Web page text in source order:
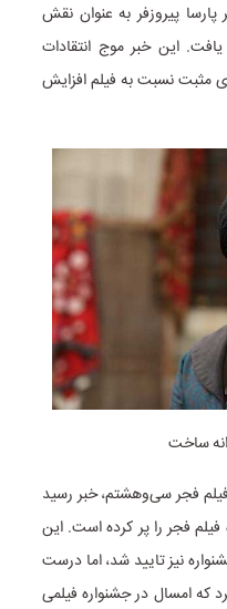
پارسا پیروزفر به عنوان نقش
این خبر موج انتقادات
مثبت نسبت به فیلم افزایش
ساخت
فیلم فجر سی‌وهشتم، خبر رسید
فجر را پر کرده است. این
نیز تایید شد، اما درست
که امسال در جشنواره فیلمی